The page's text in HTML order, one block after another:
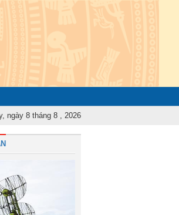
ương tập huấn nghiệp vụ công tác kiểm tra,
ngày 8 tháng 8 , 2026